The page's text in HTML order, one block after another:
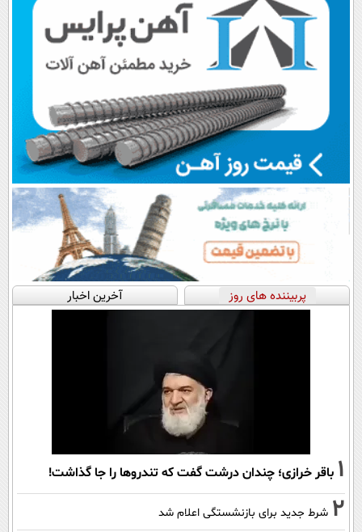
پربیننده های روز آخرین اخبار
1 باقر خرازی؛ چندان درشت گفت که تندروها را جا گذاشت!
2 شرط جدید برای بازنشستگی اعلام شد